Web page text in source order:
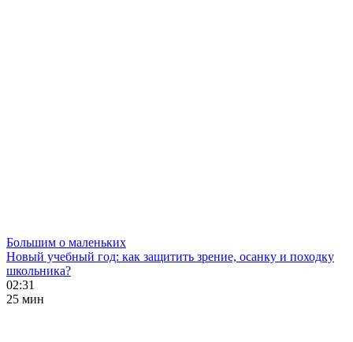
Большим о маленьких
Новый учебный год: как защитить зрение, осанку и походку
школьника?
02:31
25 мин